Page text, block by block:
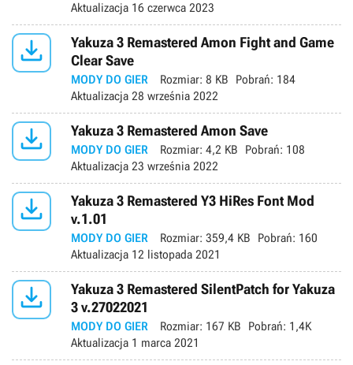
Aktualizacja 16 czerwca 2023

Yakuza 3 Remastered Amon Fight and Game
Clear Save
MODY DO GIER Rozmiar: 8 KB Pobrań: 184
Aktualizacja 28 września 2022
 Yakuza 3 Remastered Amon Save
MODY DO GIER Rozmiar: 4,2 KB Pobrań: 108
Aktualizacja 23 września 2022

Yakuza 3 Remastered Y3 HiRes Font Mod
v.1.01
MODY DO GIER Rozmiar: 359,4 KB Pobrań: 160
Aktualizacja 12 listopada 2021

Yakuza 3 Remastered SilentPatch for Yakuza
3 v.27022021
MODY DO GIER Rozmiar: 167 KB Pobrań: 1,4K
Aktualizacja 1 marca 2021